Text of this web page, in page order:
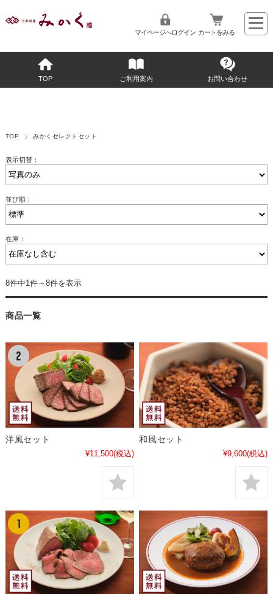
マイページへログイン カートをみる
TOP ご利用案内 お問い合わせ
TOP みかくセレクトセット
表示切替：
並び順：
在庫：
8件中1件～8件を表示
商品一覧
洋風セット
¥11,500(税込)
和風セット
¥9,600(税込)